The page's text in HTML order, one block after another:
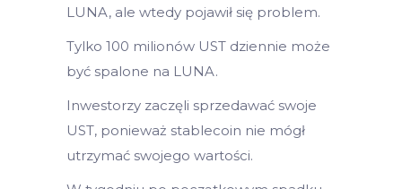
LUNA, ale wtedy pojawił się problem.
Tylko 100 milionów UST dziennie może
być spalone na LUNA.
Inwestorzy zaczęli sprzedawać swoje
UST, ponieważ stablecoin nie mógł
utrzymać swojego wartości.